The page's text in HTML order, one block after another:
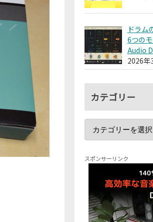
ドラム
6つの
Audio
2026年
カテゴリー
スポンサーリンク